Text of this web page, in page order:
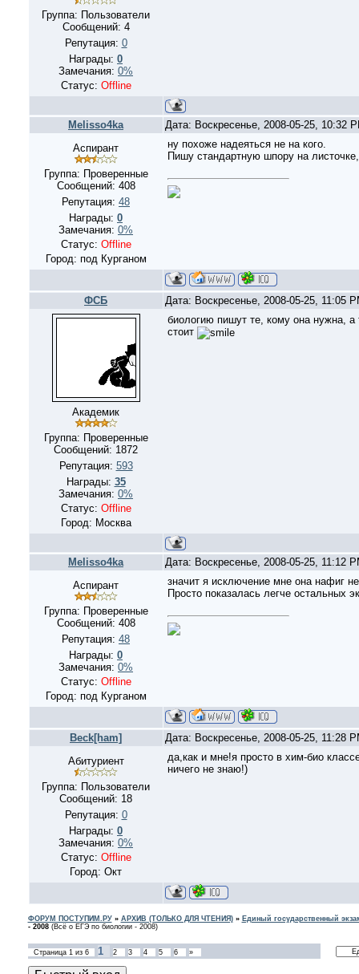
Группа: Пользователи
Сообщений: 4
Репутация: 0
Награды: 0
Замечания: 0%
Статус: Offline
Melisso4ka
Дата: Воскресенье, 2008-05-25, 10:32
Аспирант
Группа: Проверенные
Сообщений: 408
Репутация: 48
Награды: 0
Замечания: 0%
Статус: Offline
Город: под Курганом
ну похоже надеяться не на кого.
Пишу стандартную шпору на
ФСБ Дата: Воскресенье, 2008-05-25, 11:05
Академик
Группа: Проверенные
Сообщений: 1872
Репутация: 593
Награды: 35
Замечания: 0%
Статус: Offline
Город: Москва
биологию пишут те, кому она нужна, а
стоит
Melisso4ka
Дата: Воскресенье, 2008-05-25, 11:12
Аспирант
Группа: Проверенные
Сообщений: 408
Репутация: 48
Награды: 0
Замечания: 0%
Статус: Offline
Город: под Курганом
значит я исключение мне она нафиг
Просто показалась легче остальных
Beck[ham]
Дата: Воскресенье, 2008-05-25, 11:28
Абитуриент
Группа: Пользователи
Сообщений: 18
Репутация: 0
Награды: 0
Замечания: 0%
Статус: Offline
Город: Окт
да,как и мне!я просто в хим-био
ничего не знаю!)
ФОРУМ ПОСТУПИМ.РУ» АРХИВ (ТОЛЬКО ДЛЯ ЧТЕНИЯ)» Единый государственный
- 2008 (Всё о ЕГЭ по биологии - 2008)
Страница 1из 6 1 2 3 4 5 6 »